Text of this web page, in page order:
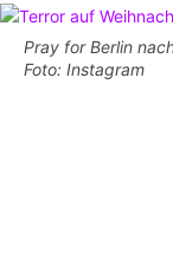
Pray for Berlin
Foto: Instagram